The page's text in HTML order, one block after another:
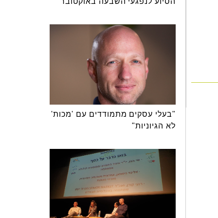
"בעלי עסקים מתמודדים עם 'מכות'
לא הגיוניות"